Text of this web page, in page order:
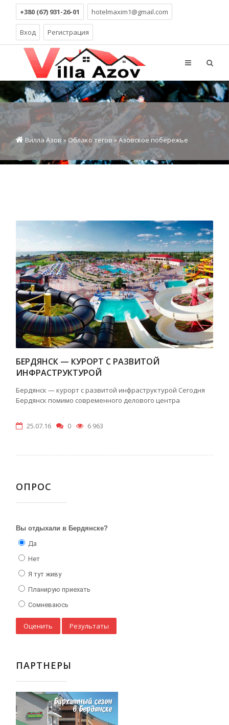
+380 (67) 931-26-01 hotelmaxim1@gmail.com
Вход Регистрация
Вилла Азов »Облако тегов » Азовское побережье
БЕРДЯНСК — КУРОРТ С РАЗВИТОЙ
ИНФРАСТРУКТУРОЙ
Бердянск — курорт с развитой инфраструктурой Сегодня
Бердянск помимо современного делового центра
25.07.16 0 6 963
ОПРОС
Вы отдыхали в Бердянске?
Да
Нет
Я тут живу
Планирую приехать
Сомневаюсь
ПАРТНЕРЫ